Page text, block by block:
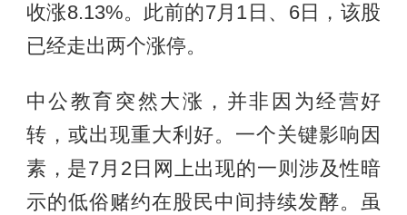
收涨8.13%。此前的7月1日、6日，该股
已经走出两个涨停。
中公教育突然大涨，并非因为经营好
转，或出现重大利好。一个关键影响因
素，是7月2日网上出现的一则涉及性暗
示的低俗赌约在股民中间持续发酵。虽